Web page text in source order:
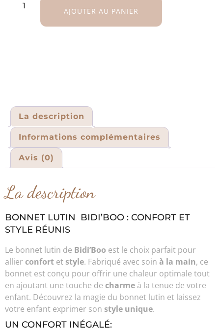
AJOUTER AU PANIER
La description
Informations complémentaires
Avis (0)
La description
BONNET LUTIN BIDI’BOO : CONFORT ET
STYLE RÉUNIS
Le bonnet lutin de Bidi’Boo est le choix parfait pour
allier confort etstyle. Fabriqué avec soin à la main, ce
bonnet est conçu pour offrir une chaleur optimale tout
en ajoutant une touche de charme à la tenue de votre
enfant. Découvrez la magie du bonnet lutin et laissez
votre enfant exprimer son style unique.
UN CONFORT INÉGALÉ: